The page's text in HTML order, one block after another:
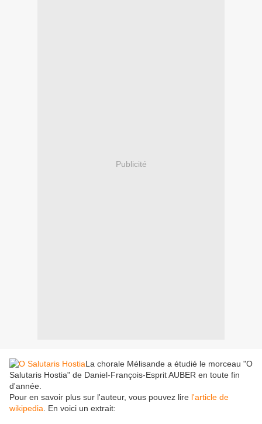
Publicité
La chorale Mélisande a étudié le morceau "O
Salutaris Hostia" de Daniel-François-Esprit AUBER en toute fin
d'année.
Pour en savoir plus sur l'auteur, vous pouvez lire l'article de
wikipedia . En voici un extrait: